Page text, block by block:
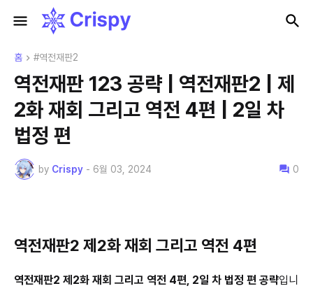
홈 #역전재판2
역전재판 123 공략 | 역전재판2 | 제
2화 재회 그리고 역전 4편 | 2일 차
법정 편
by Crispy - 6월 03, 2024 0
역전재판2 제2화 재회 그리고 역전 4편
역전재판2 제2화 재회 그리고 역전 4편, 2일 차 법정 편 공략입니